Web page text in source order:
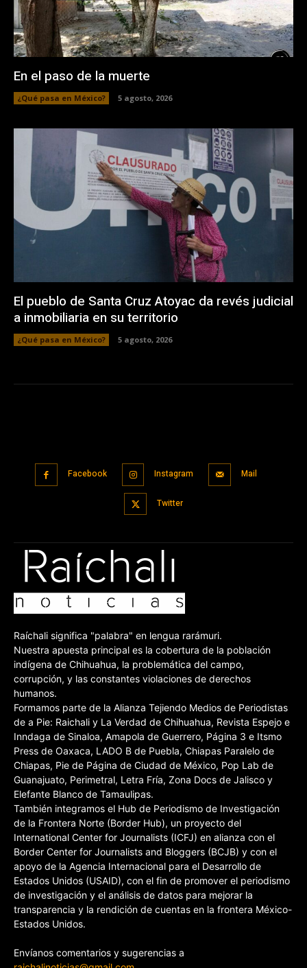
En el paso de la muerte
¿Qué pasa en México? 5 agosto, 2026
El pueblo de Santa Cruz Atoyac da revés judicial
a inmobiliaria en su territorio
¿Qué pasa en México? 5 agosto, 2026
Facebook Instagram Mail
Twitter
Raíchali significa "palabra" en lengua rarámuri.
Nuestra apuesta principal es la cobertura de la población
indígena de Chihuahua, la problemática del campo,
corrupción, y las constantes violaciones de derechos
humanos.
Formamos parte de la Alianza Tejiendo Medios de Periodistas
de a Pie: Raichali y La Verdad de Chihuahua, Revista Espejo e
Inndaga de Sinaloa, Amapola de Guerrero, Página 3 e Itsmo
Press de Oaxaca, LADO B de Puebla, Chiapas Paralelo de
Chiapas, Pie de Página de Ciudad de México, Pop Lab de
Guanajuato, Perimetral, Letra Fría, Zona Docs de Jalisco y
Elefante Blanco de Tamaulipas.
También integramos el Hub de Periodismo de Investigación
de la Frontera Norte (Border Hub), un proyecto del
International Center for Journalists (ICFJ) en alianza con el
Border Center for Journalists and Bloggers (BCJB) y con el
apoyo de la Agencia Internacional para el Desarrollo de
Estados Unidos (USAID), con el fin de promover el periodismo
de investigación y el análisis de datos para mejorar la
transparencia y la rendición de cuentas en la frontera México-
Estados Unidos.
Envíanos comentarios y sugerencias a